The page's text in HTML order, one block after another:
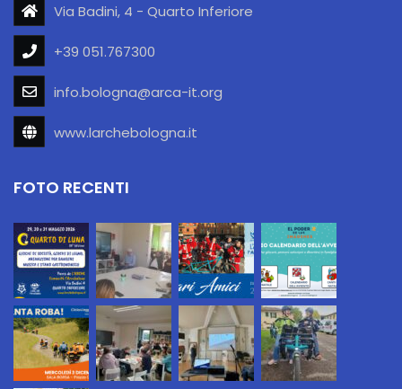
Via Badini, 4 - Quarto Inferiore
+39 051.767300
info.bologna@arca-it.org
www.larchebologna.it
FOTO RECENTI